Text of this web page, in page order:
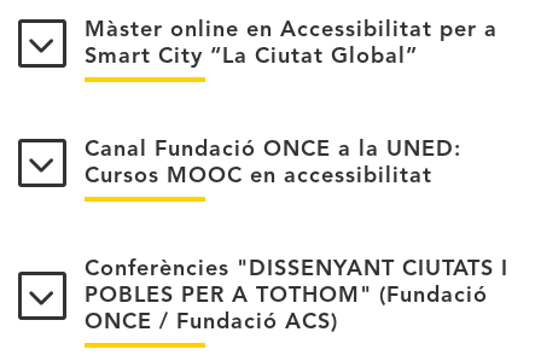
Màster online en Accessibilitat per a
Smart City “La Ciutat Global”
Canal Fundació ONCE a la UNED:
Cursos MOOC en accessibilitat
Conferències "DISSENYANT CIUTATS I
POBLES PER A TOTHOM" (Fundació
ONCE / Fundació ACS)